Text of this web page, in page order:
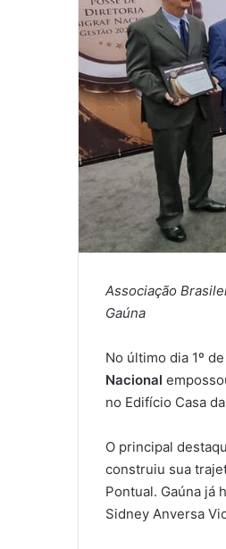
Associação
Gaúna
No último dia 1º
Nacional
no Edifício Casa
O principal
construiu sua
Pontual. Gaúna já
Sidney Anversa